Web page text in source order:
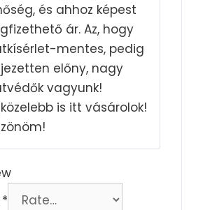
és ahhoz képest
ár. Az, hogy
mentes, pedig
előny, nagy
vagyunk!
is itt vásárolok!
*